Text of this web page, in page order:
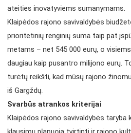
ateities inovatyviems sumanymams.
Klaipėdos rajono savivaldybės
prioritetinių renginių suma taip pat
metams – net 545 000 eurų, o
daugiau kaip pusantro milijono eurų.
turėtų reikšti, kad mūsų rajono
iš Gargždų.
Svarbūs atrankos kriterijai
Klaipėdos rajono savivaldybės taryba